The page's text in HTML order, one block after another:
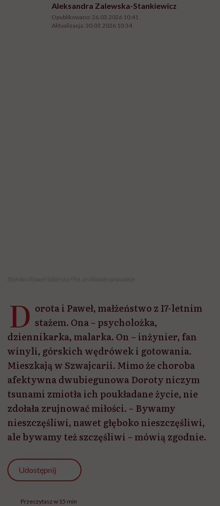
Aleksandra Zalewska-Stankiewicz
Opublikowano: 26.03.2026 10:41
Aktualizacja: 30.03.2026 10:34
D orota i Paweł, małżeństwo z 17-letnim
stażem. Ona – psycholożka,
dziennikarka, malarka. On – inżynier, fan
winyli, górskich wędrówek i gotowania.
Mieszkają w Szwajcarii. Mimo że choroba
afektywna dwubiegunowa Doroty niczym
tsunami zmiotła ich poukładane życie, nie
zdołała zrujnować miłości. – Bywamy
nieszczęśliwi, nawet głęboko nieszczęśliwi,
ale bywamy też szczęśliwi – mówią zgodnie.
Udostępnij
Przeczytasz w 15 min